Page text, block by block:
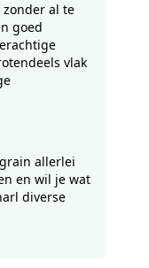
al te
goed
vlak
allerlei
en wil je wat
diverse